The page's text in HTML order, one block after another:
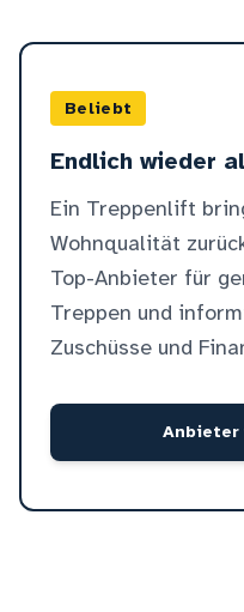
Beliebt
Endlich wieder
Ein Treppenlift
Wohnqualität
Top-Anbieter für
Treppen und
Zuschüsse und
Anbieter